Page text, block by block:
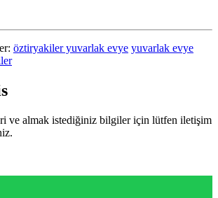
öztiryakiler yuvarlak evye yuvarlak evye
ve almak istediğiniz bilgiler için lütfen iletişim